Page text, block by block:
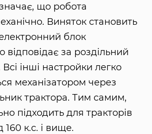
що робота
Виняток становить
блок
відповідає за роздільний
інші настройки легко
механізатором через
трактора. Тим самим,
підходить для тракторів
160 к.с. і вище.